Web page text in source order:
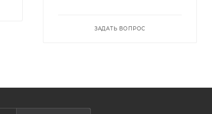
ЗАДАТЬ ВОПРОС